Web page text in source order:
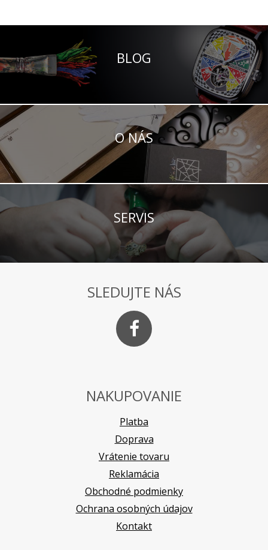
BLOG
O NÁS
SERVIS
SLEDUJTE NÁS
NAKUPOVANIE
Platba
Doprava
Vrátenie tovaru
Reklamácia
Obchodné podmienky
Ochrana osobných údajov
Kontakt